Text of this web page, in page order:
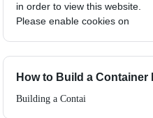
in order to view this website.
Please enable cookies on
How to Build a Container
Building a Contai